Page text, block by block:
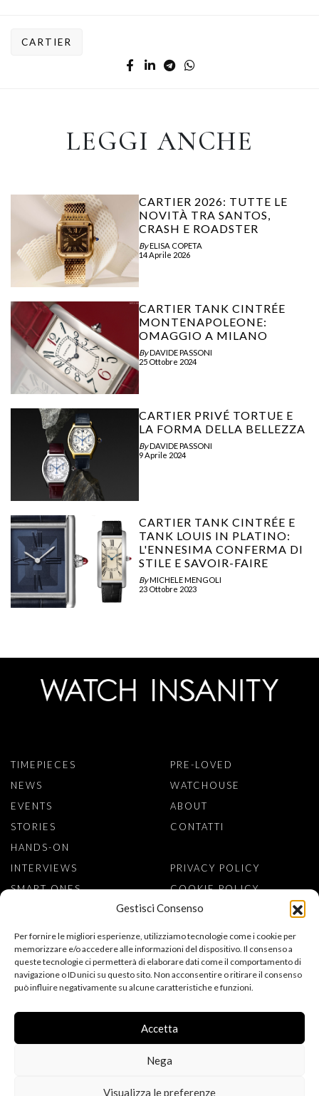
Gestisci Consenso
Per fornire le migliori esperienze, utilizziamo tecnologie come i cookie per
memorizzare e/o accedere alle informazioni del dispositivo. Il consenso a
queste tecnologie ci permetterà di elaborare dati come il comportamento di
navigazione o ID unici su questo sito. Non acconsentire o ritirare il consenso
può influire negativamente su alcune caratteristiche e funzioni.
Accetta
Nega
Visualizza le preferenze
CARTIER
LEGGI ANCHE
CARTIER 2026: TUTTE LE
NOVITÀ TRA SANTOS,
CRASH E ROADSTER
ByELISA COPETA
14 Aprile 2026
CARTIER TANK CINTRÉE
MONTENAPOLEONE:
OMAGGIO A MILANO
ByDAVIDE PASSONI
25 Ottobre 2024
CARTIER PRIVÉ TORTUE E
LA FORMA DELLA BELLEZZA
ByDAVIDE PASSONI
9 Aprile 2024
CARTIER TANK CINTRÉE E
TANK LOUIS IN PLATINO:
L'ENNESIMA CONFERMA DI
STILE E SAVOIR-FAIRE
ByMICHELE MENGOLI
23 Ottobre 2023
TIMEPIECES
NEWS
EVENTS
STORIES
HANDS-ON
INTERVIEWS
SMART ONES
PRE-LOVED
WATCHOUSE
ABOUT
CONTATTI
PRIVACY POLICY
COOKIE POLICY
ISCRIVITI ALLA NEWSLETTER
ACCONSENTO AL TRATTAMENTO DEI MIEI DATI PERSONALI PER
L’INFORMATIVA SULLA PRIVACY.